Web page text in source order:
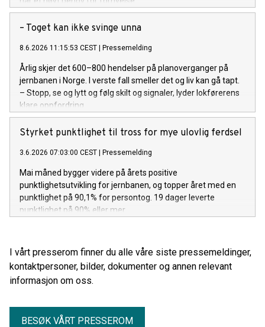
– Toget kan ikke svinge unna
8.6.2026 11:15:53 CEST | Pressemelding
Årlig skjer det 600–800 hendelser på planoverganger på
jernbanen i Norge. I verste fall smeller det og liv kan gå tapt.
– Stopp, se og lytt og følg skilt og signaler, lyder lokførerens
klare oppfordring.
Styrket punktlighet til tross for mye ulovlig ferdsel
3.6.2026 07:03:00 CEST | Pressemelding
Mai måned bygger videre på årets positive
punktlighetsutvikling for jernbanen, og topper året med en
punktlighet på 90,1% for persontog. 19 dager leverte
punktlighet på 90% eller mer.
I vårt presserom finner du alle våre siste pressemeldinger,
kontaktpersoner, bilder, dokumenter og annen relevant
informasjon om oss.
BESØK VÅRT PRESSEROM